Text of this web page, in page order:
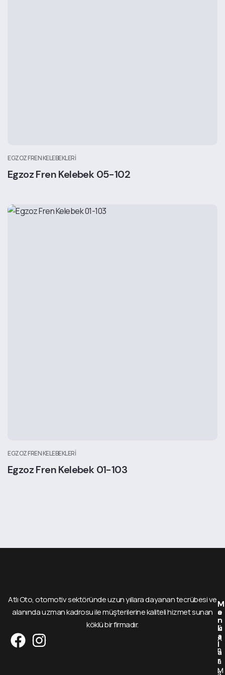
EGZOZ FREN KELEBEKLERI
Egzoz Fren Kelebek 05-102
EGZOZ FREN KELEBEKLERI
Egzoz Fren Kelebek 01-103
Atlı Oto, otomotiv sektöründe uzun yıllara dayanan tecrübesi ve
alanında uzman kadrosu ile müşterilerine kaliteli hizmet sunan
köklü bir firmadır.
M
e
n
ü
A
n
a
s
M
a
r
k
a
l
a
r
M